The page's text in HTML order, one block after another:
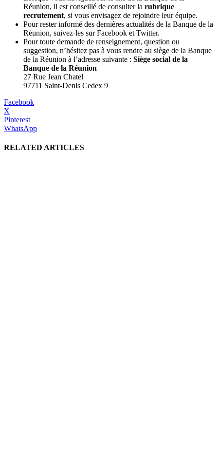
Réunion, il est conseillé de consulter la rubrique
recrutement, si vous envisagez de rejoindre leur équipe.
Pour rester informé des dernières actualités de la Banque de la
Réunion, suivez-les sur Facebook et Twitter.
Pour toute demande de renseignement, question ou
suggestion, n’hésitez pas à vous rendre au siège de la Banque
de la Réunion à l’adresse suivante : Siège social de la
Banque de la Réunion
27 Rue Jean Chatel
97711 Saint-Denis Cedex 9
Facebook
X
Pinterest
WhatsApp
RELATED ARTICLES